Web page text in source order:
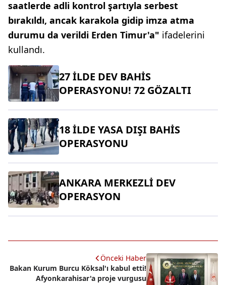
saatlerde adli kontrol şartıyla serbest
bırakıldı, ancak karakola gidip imza atma
durumu da verildi Erden Timur'a" ifadelerini
kullandı.
27 İLDE DEV BAHİS
OPERASYONU! 72 GÖZALTI
18 İLDE YASA DIŞI BAHİS
OPERASYONU
ANKARA MERKEZLİ DEV
OPERASYON
Önceki Haber
Bakan Kurum Burcu Köksal'ı kabul etti!
Afyonkarahisar'a proje vurgusu